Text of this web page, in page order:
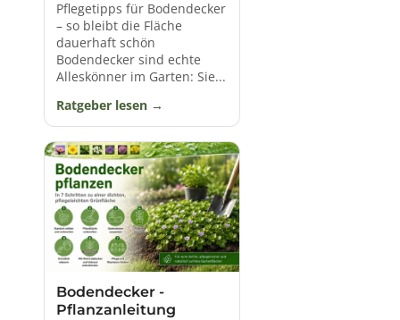
Pflegetipps für Bodendecker
– so bleibt die Fläche
dauerhaft schön
Bodendecker sind echte
Alleskönner im Garten: Sie...
Ratgeber lesen
Bodendecker -
Pflanzanleitung